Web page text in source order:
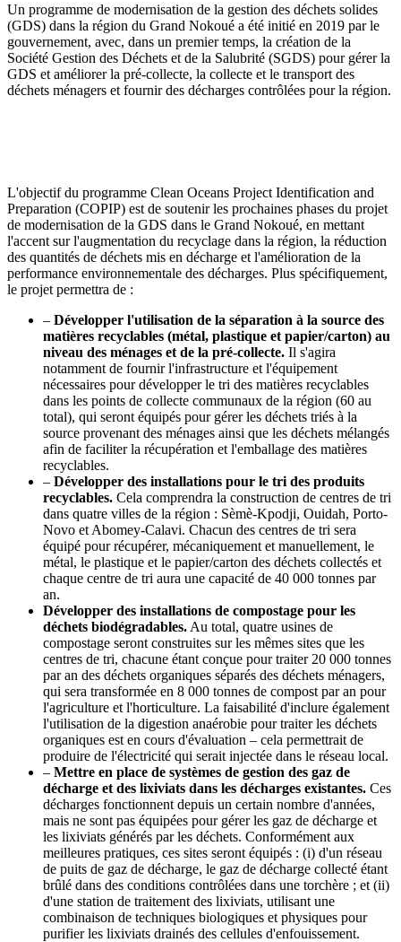
Un programme de modernisation de la gestion des déchets solides
(GDS) dans la région du Grand Nokoué a été initié en 2019 par le
gouvernement, avec, dans un premier temps, la création de la
Société Gestion des Déchets et de la Salubrité (SGDS) pour gérer la
GDS et améliorer la pré-collecte, la collecte et le transport des
déchets ménagers et fournir des décharges contrôlées pour la région.
L'objectif du programme Clean Oceans Project Identification and
Preparation (COPIP) est de soutenir les prochaines phases du projet
de modernisation de la GDS dans le Grand Nokoué, en mettant
l'accent sur l'augmentation du recyclage dans la région, la réduction
des quantités de déchets mis en décharge et l'amélioration de la
performance environnementale des décharges. Plus spécifiquement,
le projet permettra de :
– Développer l'utilisation de la séparation à la source des
matières recyclables (métal, plastique et papier/carton) au
niveau des ménages et de la pré-collecte. Il s'agira
notamment de fournir l'infrastructure et l'équipement
nécessaires pour développer le tri des matières recyclables
dans les points de collecte communaux de la région (60 au
total), qui seront équipés pour gérer les déchets triés à la
source provenant des ménages ainsi que les déchets mélangés
afin de faciliter la récupération et l'emballage des matières
recyclables.
– Développer des installations pour le tri des produits
recyclables. Cela comprendra la construction de centres de tri
dans quatre villes de la région : Sèmè-Kpodji, Ouidah, Porto-
Novo et Abomey-Calavi. Chacun des centres de tri sera
équipé pour récupérer, mécaniquement et manuellement, le
métal, le plastique et le papier/carton des déchets collectés et
chaque centre de tri aura une capacité de 40 000 tonnes par
an.
Développer des installations de compostage pour les
déchets biodégradables. Au total, quatre usines de
compostage seront construites sur les mêmes sites que les
centres de tri, chacune étant conçue pour traiter 20 000 tonnes
par an des déchets organiques séparés des déchets ménagers,
qui sera transformée en 8 000 tonnes de compost par an pour
l'agriculture et l'horticulture. La faisabilité d'inclure également
l'utilisation de la digestion anaérobie pour traiter les déchets
organiques est en cours d'évaluation – cela permettrait de
produire de l'électricité qui serait injectée dans le réseau local.
– Mettre en place de systèmes de gestion des gaz de
décharge et des lixiviats dans les décharges existantes. Ces
décharges fonctionnent depuis un certain nombre d'années,
mais ne sont pas équipées pour gérer les gaz de décharge et
les lixiviats générés par les déchets. Conformément aux
meilleures pratiques, ces sites seront équipés : (i) d'un réseau
de puits de gaz de décharge, le gaz de décharge collecté étant
brûlé dans des conditions contrôlées dans une torchère ; et (ii)
d'une station de traitement des lixiviats, utilisant une
combinaison de techniques biologiques et physiques pour
purifier les lixiviats drainés des cellules d'enfouissement.